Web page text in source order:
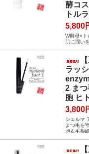
酵コ
トル
5,800
W酵母×ト
肌に潤い
ラッ
2 ま
胞 ヒ
3,800
シェルマ
まつ毛を
胞＆毛根